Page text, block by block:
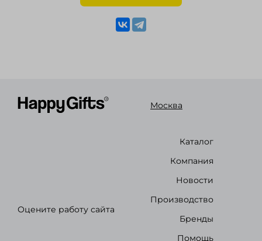
Оцените работу сайта
Москва
Каталог
Компания
Новости
Производство
Бренды
Помощь